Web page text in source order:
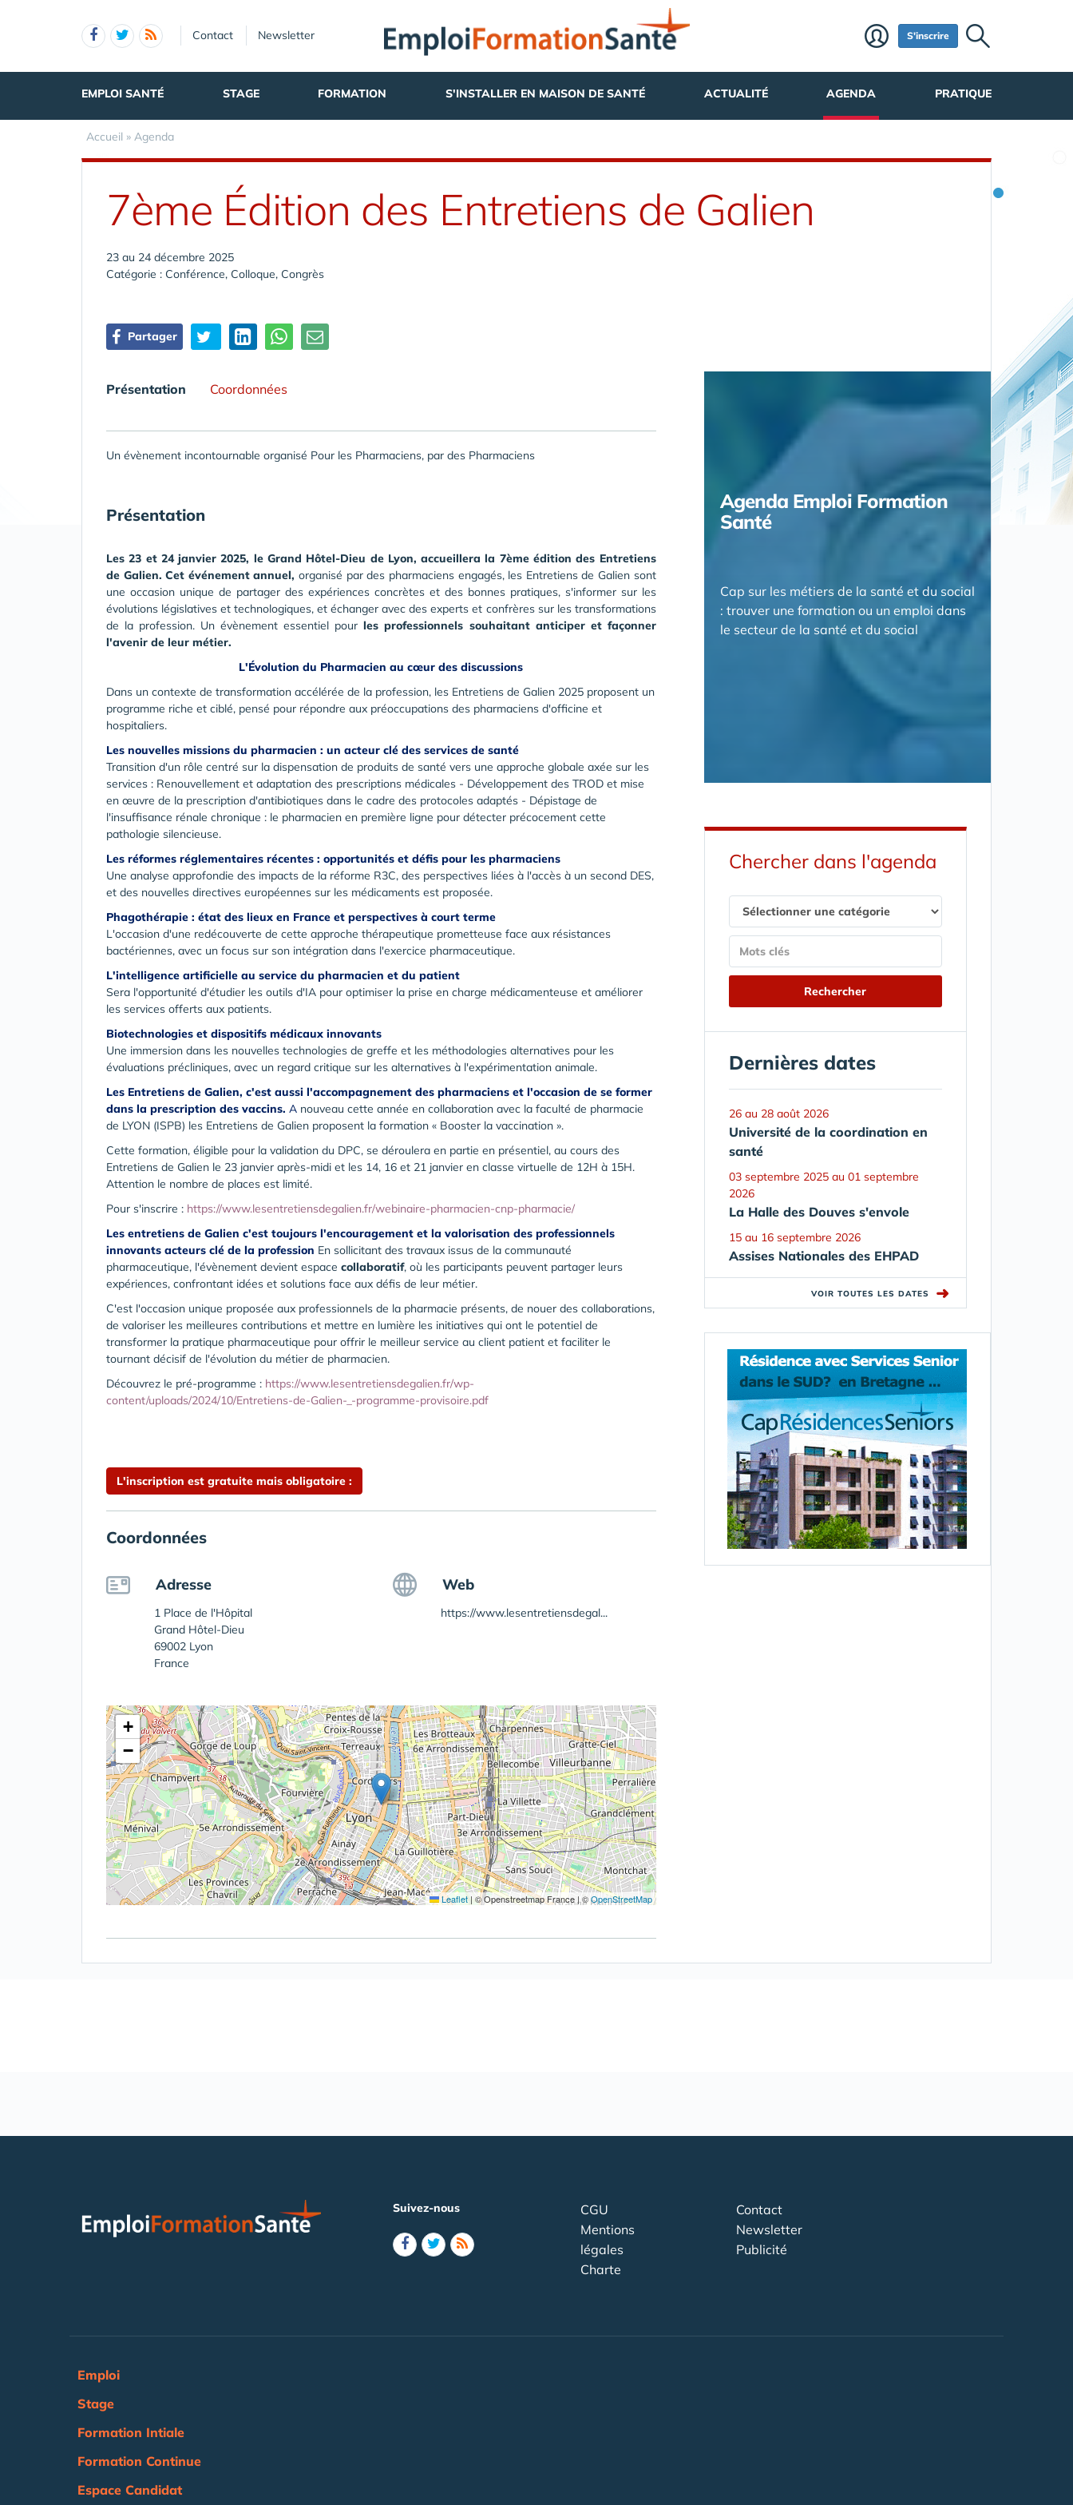
Contact Newsletter S'inscrire
EMPLOI SANTÉ STAGE FORMATION S'INSTALLER EN MAISON DE SANTÉ ACTUALITÉ AGENDA PRATIQUE
Accueil » Agenda
7ème Édition des Entretiens de Galien
23 au 24 décembre 2025
Catégorie : Conférence, Colloque, Congrès
Partager
Présentation Coordonnées
Un évènement incontournable organisé Pour les Pharmaciens, par des Pharmaciens
Présentation
Les 23 et 24 janvier 2025, le Grand Hôtel-Dieu de Lyon, accueillera la 7ème édition des Entretiens
de Galien. Cet événement annuel,organisé par des pharmaciens engagés, les Entretiens de Galien sont
une occasion unique de partager des expériences concrètes et des bonnes pratiques, s'informer sur les
évolutions législatives et technologiques, et échanger avec des experts et confrères sur les transformations
de la profession. Un évènement essentiel pourles professionnels souhaitant anticiper et façonner
l'avenir de leur métier.
L'Évolution du Pharmacien au cœur des discussions
Dans un contexte de transformation accélérée de la profession, les Entretiens de Galien 2025 proposent un
programme riche et ciblé, pensé pour répondre aux préoccupations des pharmaciens d'officine et
hospitaliers.
Les nouvelles missions du pharmacien : un acteur clé des services de santé
Transition d'un rôle centré sur la dispensation de produits de santé vers une approche globale axée sur les
services : Renouvellement et adaptation des prescriptions médicales - Développement des TROD et mise
en œuvre de la prescription d'antibiotiques dans le cadre des protocoles adaptés - Dépistage de
l'insuffisance rénale chronique : le pharmacien en première ligne pour détecter précocement cette
pathologie silencieuse.
Les réformes réglementaires récentes : opportunités et défis pour les pharmaciens
Une analyse approfondie des impacts de la réforme R3C, des perspectives liées à l'accès à un second DES,
et des nouvelles directives européennes sur les médicaments est proposée.
Phagothérapie : état des lieux en France et perspectives à court terme
L'occasion d'une redécouverte de cette approche thérapeutique prometteuse face aux résistances
bactériennes, avec un focus sur son intégration dans l'exercice pharmaceutique.
L'intelligence artificielle au service du pharmacien et du patient
Sera l'opportunité d'étudier les outils d'IA pour optimiser la prise en charge médicamenteuse et améliorer
les services offerts aux patients.
Biotechnologies et dispositifs médicaux innovants
Une immersion dans les nouvelles technologies de greffe et les méthodologies alternatives pour les
évaluations précliniques, avec un regard critique sur les alternatives à l'expérimentation animale.
Les Entretiens de Galien, c'est aussi l'accompagnement des pharmaciens et l'occasion de se former
dans la prescription des vaccins. A nouveau cette année en collaboration avec la faculté de pharmacie
de LYON (ISPB) les Entretiens de Galien proposent la formation « Booster la vaccination ».
Cette formation, éligible pour la validation du DPC, se déroulera en partie en présentiel, au cours des
Entretiens de Galien le 23 janvier après-midi et les 14, 16 et 21 janvier en classe virtuelle de 12H à 15H.
Attention le nombre de places est limité.
Pour s'inscrire : https://www.lesentretiensdegalien.fr/webinaire-pharmacien-cnp-pharmacie/
Les entretiens de Galien c'est toujours l'encouragement et la valorisation des professionnels
innovants acteurs clé de la profession En sollicitant des travaux issus de la communauté
pharmaceutique, l'évènement devient espace collaboratif, où les participants peuvent partager leurs
expériences, confrontant idées et solutions face aux défis de leur métier.
C'est l'occasion unique proposée aux professionnels de la pharmacie présents, de nouer des collaborations,
de valoriser les meilleures contributions et mettre en lumière les initiatives qui ont le potentiel de
transformer la pratique pharmaceutique pour offrir le meilleur service au client patient et faciliter le
tournant décisif de l'évolution du métier de pharmacien.
Découvrez le pré-programme : https://www.lesentretiensdegalien.fr/wp-
content/uploads/2024/10/Entretiens-de-Galien-_-programme-provisoire.pdf
L'inscription est gratuite mais obligatoire :
Coordonnées
Adresse
1 Place de l'Hôpital
Grand Hôtel-Dieu
69002 Lyon
France
Web
https://www.lesentretiensdegal...
+
−
Leaflet | © Openstreetmap France | ©OpenStreetMap
Agenda Emploi Formation
Santé
Cap sur les métiers de la santé et du social
: trouver une formation ou un emploi dans
le secteur de la santé et du social
Chercher dans l'agenda
Dernières dates
26 au 28 août 2026
Université de la coordination en
santé
03 septembre 2025 au 01 septembre
2026
La Halle des Douves s'envole
15 au 16 septembre 2026
Assises Nationales des EHPAD
VOIR TOUTES LES DATES ➜
Suivez-nous
CGU
Mentions
légales
Charte
Contact
Newsletter
Publicité
Emploi
Stage
Formation Intiale
Formation Continue
Espace Candidat